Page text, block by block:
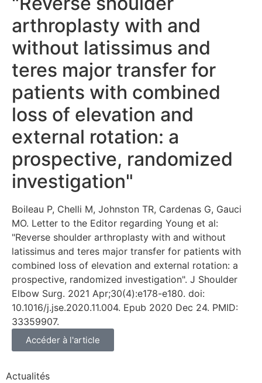
arthroplasty with and
without latissimus and
teres major transfer for
patients with combined
loss of elevation and
external rotation: a
prospective, randomized
investigation"
Boileau P, Chelli M, Johnston TR, Cardenas G, Gauci
MO. Letter to the Editor regarding Young et al:
"Reverse shoulder arthroplasty with and without
latissimus and teres major transfer for patients with
combined loss of elevation and external rotation: a
prospective, randomized investigation". J Shoulder
Elbow Surg. 2021 Apr;30(4):e178-e180. doi:
10.1016/j.jse.2020.11.004. Epub 2020 Dec 24. PMID:
33359907.
Accéder à l'article
Actualités